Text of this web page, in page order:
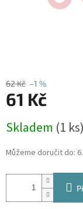
62 Kč –1 %
61 Kč
cena:
Skladem (1 ks)
Můžeme doručit do: